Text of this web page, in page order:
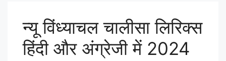
न्यू विंध्याचल चालीसा लिरिक्स
हिंदी और अंग्रेजी में 2024